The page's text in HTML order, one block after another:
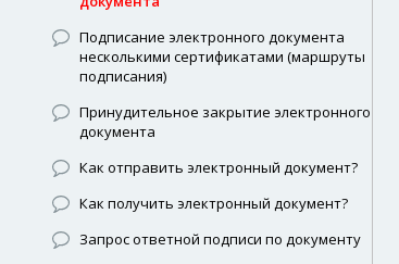
Подписание электронного документа
несколькими сертификатами (маршруты
подписания)
Принудительное закрытие электронного
документа
Как отправить электронный документ?
Как получить электронный документ?
Запрос ответной подписи по документу